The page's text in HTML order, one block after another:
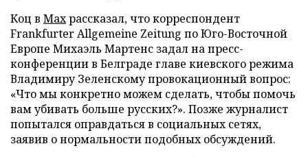
Коц в Махрассказал, что корреспондент
Frankfurter Allgemeine Zeitung по Юго-Восточной
Европе Михаэль Мартенс задал на пресс-
конференции в Белграде главе киевского режима
Владимиру Зеленскому провокационный вопрос:
«Что мы конкретно можем сделать, чтобы помочь
вам убивать больше русских?». Позже журналист
попытался оправдаться в социальных сетях,
заявив о нормальности подобных обсуждений.